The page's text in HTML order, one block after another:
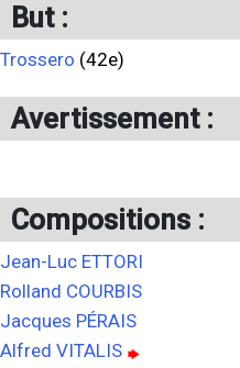
But :
Trossero (42e)
Avertissement :
Compositions :
Jean-Luc ETTORI
Rolland COURBIS
Jacques PÉRAIS
Alfred VITALIS